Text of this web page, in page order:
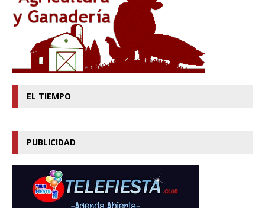
EL TIEMPO
PUBLICIDAD